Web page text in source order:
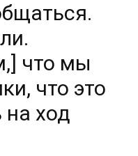
что мы
что это
ход